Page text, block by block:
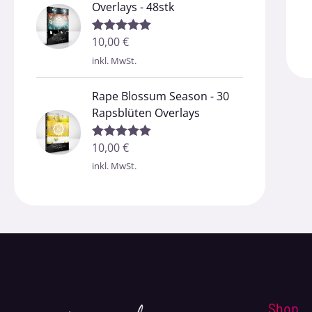
Overlays - 48stk
Bewertet mit
10,00€
inkl. MwSt.
Rape Blossum Season - 30
Rapsblüten Overlays
Bewertet mit
10,00€
inkl. MwSt.
Shop